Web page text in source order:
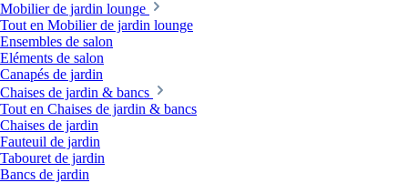
Mobilier de jardin lounge
Tout en Mobilier de jardin lounge
Ensembles de salon
Eléments de salon
Canapés de jardin
Chaises de jardin & bancs
Tout en Chaises de jardin & bancs
Chaises de jardin
Fauteuil de jardin
Tabouret de jardin
Bancs de jardin